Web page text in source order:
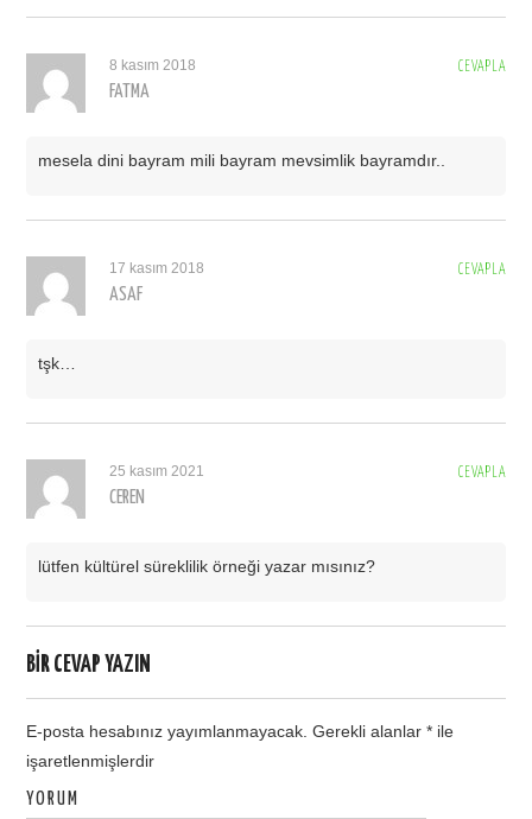
CEVAPLA
8 kasım 2018
FATMA
mesela dini bayram mili bayram mevsimlik bayramdır..
CEVAPLA
17 kasım 2018
ASAF
tşk…
CEVAPLA
25 kasım 2021
CEREN
lütfen kültürel süreklilik örneği yazar mısınız?
BIR CEVAP YAZIN
E-posta hesabınız yayımlanmayacak. Gerekli alanlar* ile
işaretlenmişlerdir
YORUM